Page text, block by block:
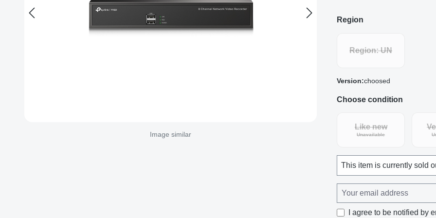
Image similar
Region
Region: UN
Version:choosed
Choose condition
Like new
Unavailable(This option is
This item is currently sold
I agree to be notified by